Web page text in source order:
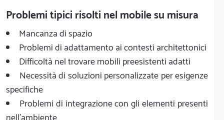
Problemi tipici risolti nel mobile su misura
Mancanza di spazio
Problemi di adattamento ai contesti architettonici
Difficoltà nel trovare mobili preesistenti adatti
Necessità di soluzioni personalizzate per esigenze
specifiche
Problemi di integrazione con gli elementi presenti